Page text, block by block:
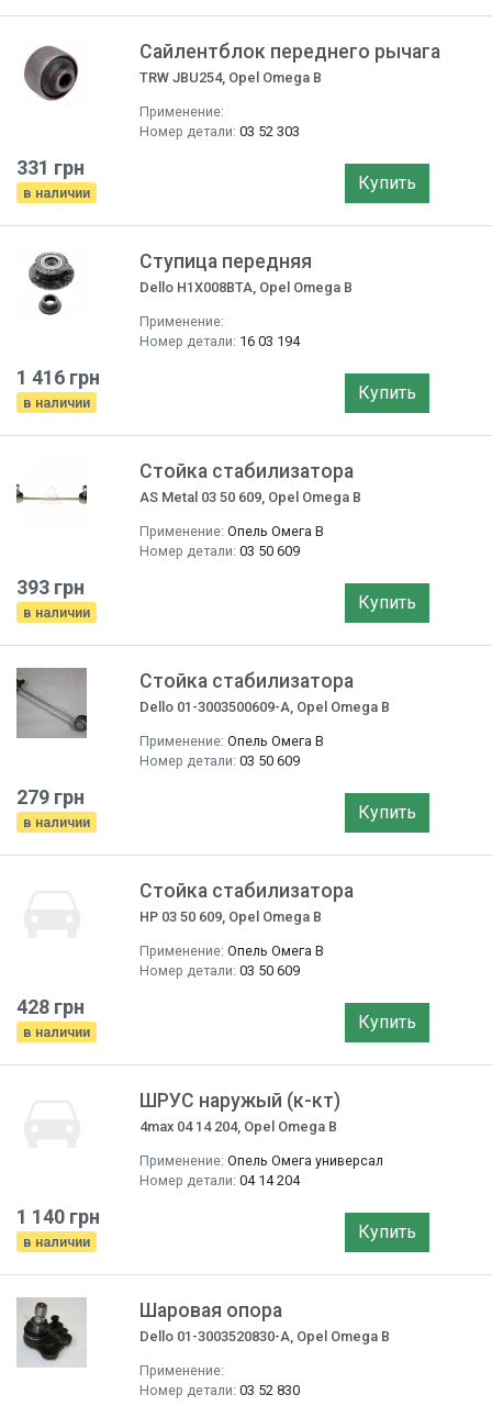
Сайлентблок переднего рычага
TRW JBU254, Opel Omega B
Применение:
Номер детали: 03 52 303
331 грн
в наличии Купить
Ступица передняя
Dello H1X008BTA, Opel Omega B
Применение:
Номер детали: 16 03 194
1 416 грн
в наличии Купить
Стойка стабилизатора
AS Metal 03 50 609, Opel Omega B
Применение: Опель Омега B
Номер детали: 03 50 609
393 грн
в наличии Купить
Стойка стабилизатора
Dello 01-3003500609-A, Opel Omega B
Применение: Опель Омега B
Номер детали: 03 50 609
279 грн
в наличии Купить
Стойка стабилизатора
HP 03 50 609, Opel Omega B
Применение: Опель Омега B
Номер детали: 03 50 609
428 грн
в наличии Купить
ШРУС наружый (к-кт)
4max 04 14 204, Opel Omega B
Применение: Опель Омега универсал
Номер детали: 04 14 204
1 140 грн
в наличии Купить
Шаровая опора
Dello 01-3003520830-A, Opel Omega B
Применение:
Номер детали: 03 52 830